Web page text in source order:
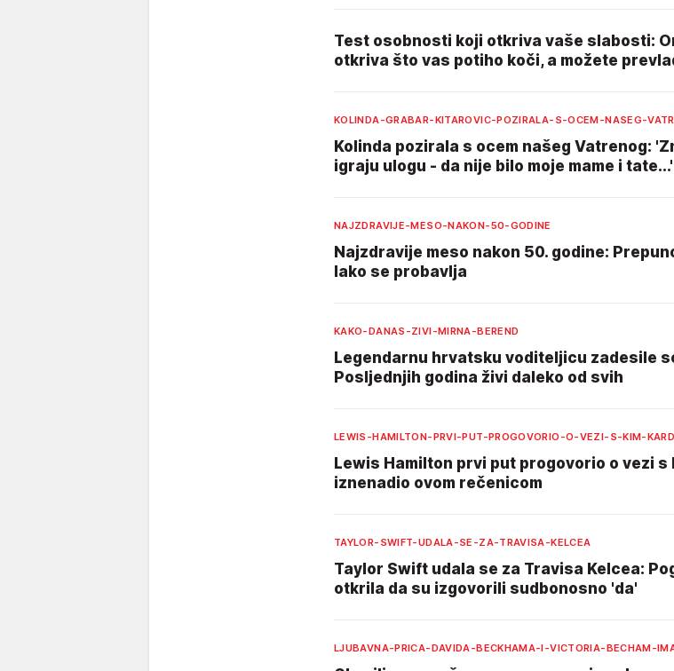
Test osobnosti koji otkriva vaše slabosti:
otkriva što vas potiho koči, a možete
KOLINDA-GRABAR-KITAROVIC-POZIRALA-S-OCEM-NASEG-
Kolinda pozirala s ocem našeg Vatrenog:
igraju ulogu - da nije bilo moje mame i tate...'
NAJZDRAVIJE-MESO-NAKON-50-GODINE
Najzdravije meso nakon 50. godine:
lako se probavlja
KAKO-DANAS-ZIVI-MIRNA-BEREND
Legendarnu hrvatsku voditeljicu zadesile
Posljednjih godina živi daleko od svih
LEWIS-HAMILTON-PRVI-PUT-PROGOVORIO-O-VEZI-S-KIM-
Lewis Hamilton prvi put progovorio o vezi s
iznenadio ovom rečenicom
TAYLOR-SWIFT-UDALA-SE-ZA-TRAVISA-KELCEA
Taylor Swift udala se za Travisa Kelcea:
otkrila da su izgovorili sudbonosno 'da'
LJUBAVNA-PRICA-DAVIDA-BECKHAMA-I-VICTORIA-BECHAM-